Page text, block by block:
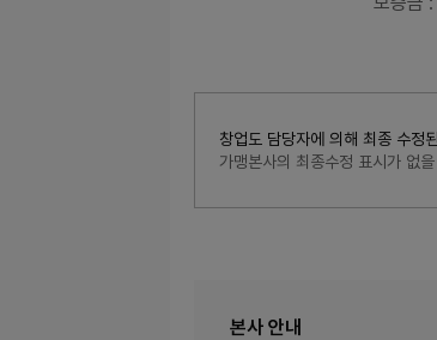
창업도 담당자에 의해 최종 수
가맹본사의 최종수정 표시가 없
본사 안내